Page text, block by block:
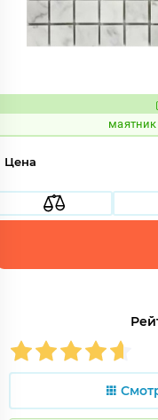
Цена